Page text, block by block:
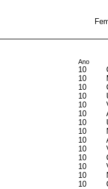
Ano
10
10
10
10
10
10
10
10
10
10
10
10
10
10